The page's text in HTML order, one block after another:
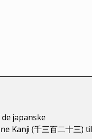
japanske
Kanji (千三百二十三) til